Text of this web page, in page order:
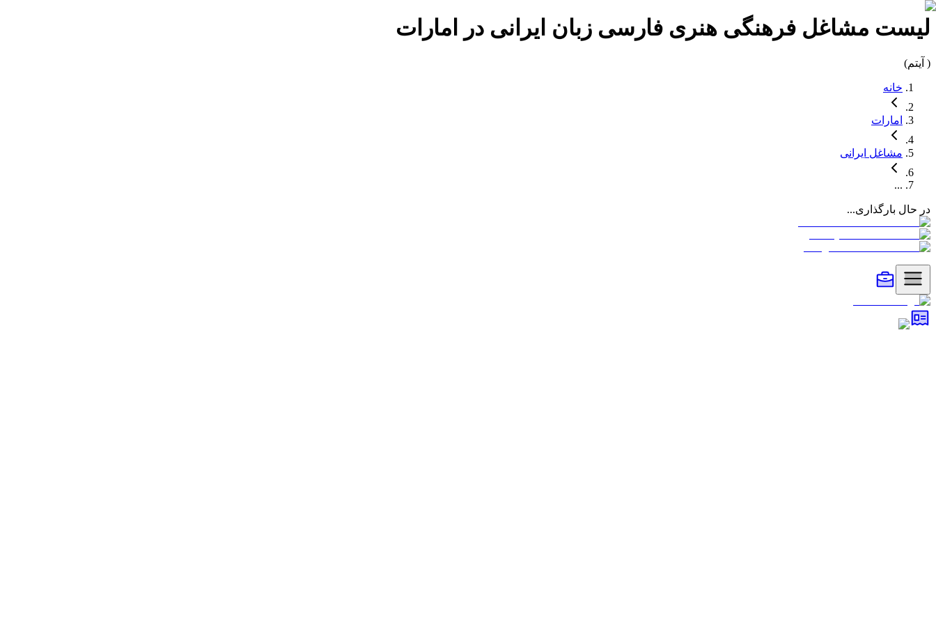
لیست مشاغل فرهنگی هنری فارسی زبان ایرانی در امارات
( آیتم)
خانه
امارات
مشاغل ایرانی
...
در حال بارگذاری...